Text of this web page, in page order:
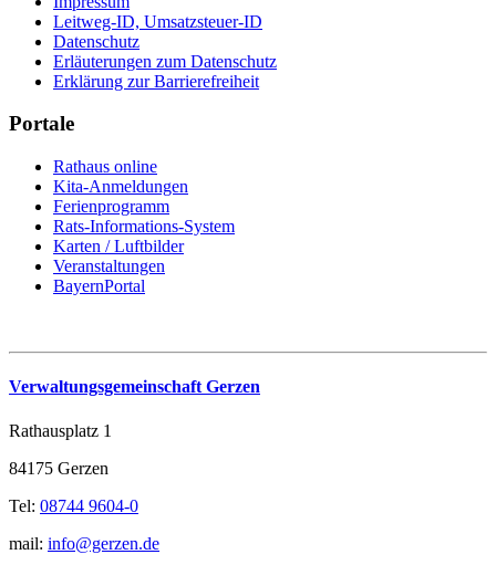
Leitweg-ID, Umsatzsteuer-ID
Datenschutz
Erläuterungen zum Datenschutz
Erklärung zur Barrierefreiheit
Portale
Rathaus online
Kita-Anmeldungen
Ferienprogramm
Rats-Informations-System
Karten / Luftbilder
Veranstaltungen
BayernPortal
Verwaltungsgemeinschaft Gerzen
Rathausplatz 1
84175 Gerzen
Tel: 08744 9604-0
mail: info@gerzen.de